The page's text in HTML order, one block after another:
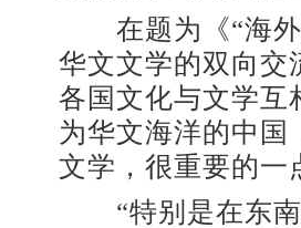
在题为《“海外
华文文学的双向交
各国文化与文学互
为华文海洋的中国
文学，很重要的一
“特别是在东南